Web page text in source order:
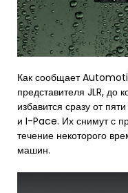
Как сообщает
представителя JLR, до
избавится сразу от
и I-Pace. Их снимут с
течение некоторого
машин.